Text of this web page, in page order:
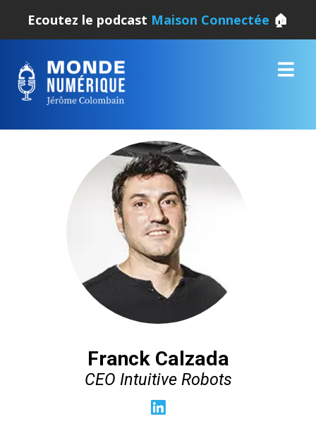
Ecoutez le podcast Maison Connectée 🏠
Franck Calzada
CEO Intuitive Robots